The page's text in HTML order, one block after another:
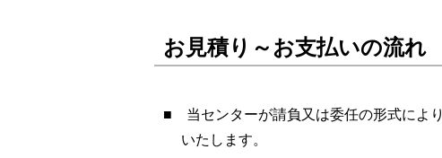
お見積り～お支払いの流れ
■ 当センターが請負又は委任の形式によ
いたします。